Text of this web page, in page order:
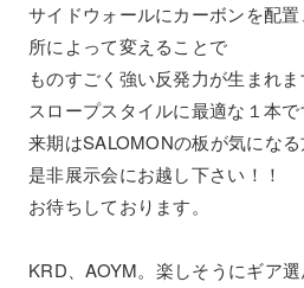
サイドウォールにカーボンを配
所によって変えることで
ものすごく強い反発力が生まれま
スロープスタイルに最適な１本で
来期はSALOMONの板が気になる
是非展示会にお越し下さい！！
お待ちしております。
KRD、AOYM。楽しそうにギア選